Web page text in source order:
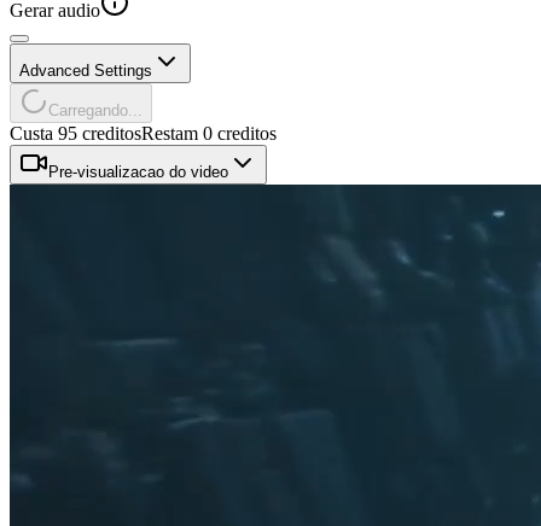
Gerar audio
Advanced Settings
Carregando...
Custa 95 creditosRestam 0 creditos
Pre-visualizacao do video